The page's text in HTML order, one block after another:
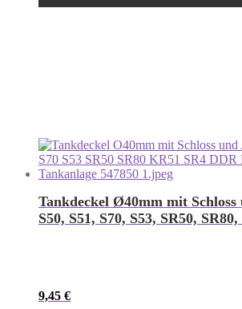
Tankdeckel Ø40mm mit Schloss
S50, S51, S70, S53, SR50,
9,45 €